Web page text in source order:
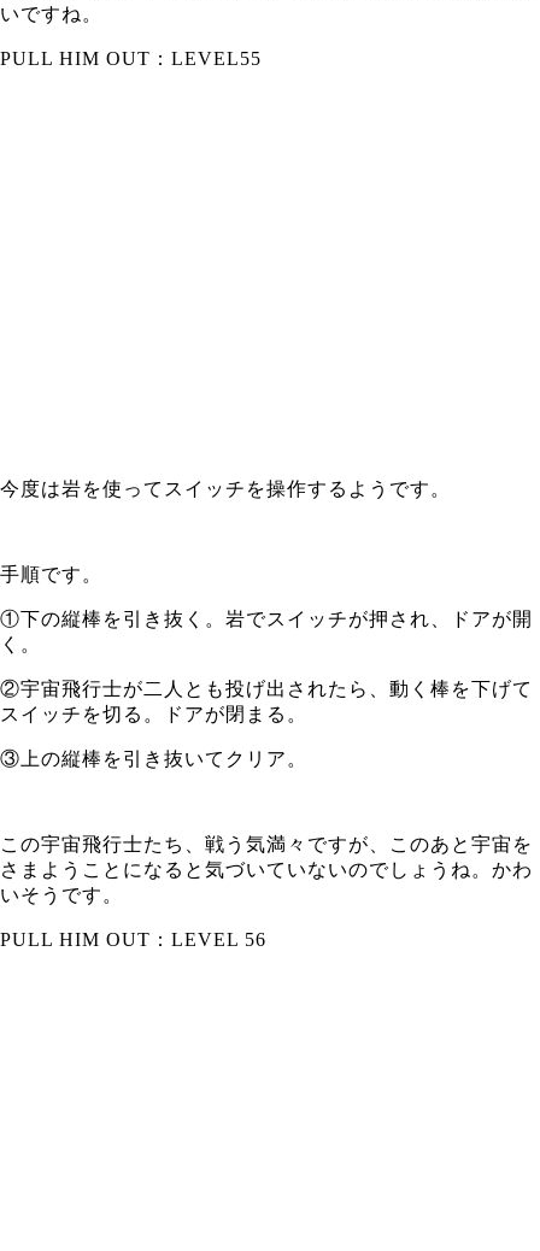
いですね。
PULL HIM OUT：LEVEL55
今度は岩を使ってスイッチを操作するようです。
手順です。
①下の縦棒を引き抜く。岩でスイッチが押され、ドアが開
く。
②宇宙飛行士が二人とも投げ出されたら、動く棒を下げて
スイッチを切る。ドアが閉まる。
③上の縦棒を引き抜いてクリア。
この宇宙飛行士たち、戦う気満々ですが、このあと宇宙を
さまようことになると気づいていないのでしょうね。かわ
いそうです。
PULL HIM OUT：LEVEL 56